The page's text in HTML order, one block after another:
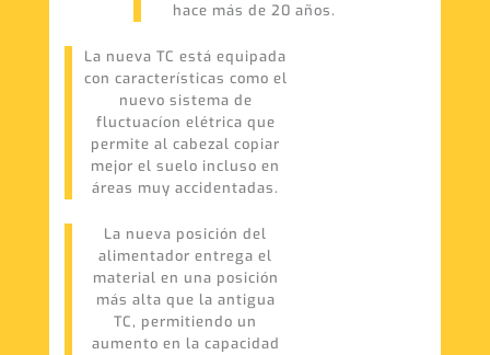
hace más de 20 años.
La nueva TC está equipada
con características como el
nuevo sistema de
fluctuacíon elétrica que
permite al cabezal copiar
mejor el suelo incluso en
áreas muy accidentadas.
La nueva posición del
alimentador entrega el
material en una posición
más alta que la antigua
TC, permitiendo un
aumento en la capacidad